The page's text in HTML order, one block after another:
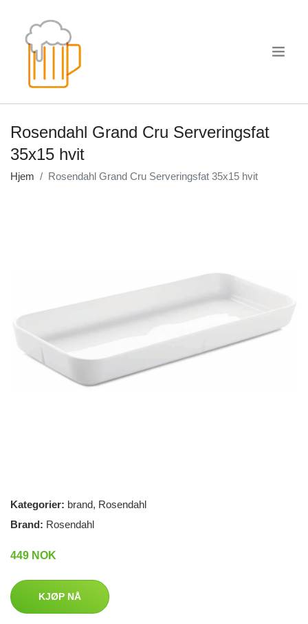
Rosendahl Grand Cru Serveringsfat
35x15 hvit
Hjem Rosendahl Grand Cru Serveringsfat 35x15 hvit
Kategorier: brand, Rosendahl
Brand: Rosendahl
449 NOK
KJØP NÅ